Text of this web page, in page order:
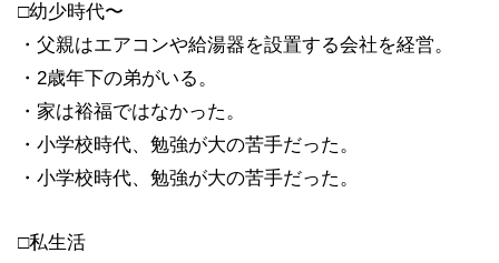
□幼少時代〜
・父親はエアコンや給湯器を設置する会社を経営。
・2歳年下の弟がいる。
・家は裕福ではなかった。
・小学校時代、勉強が大の苦手だった。
・小学校時代、勉強が大の苦手だった。
□私生活